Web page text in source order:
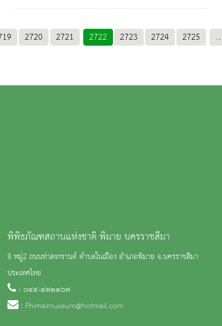
2720 2721 2722 2723 2724 2725 ...
พิพิธภัณฑสถานแห่งชาติ พิมาย นครราชสีมา
8 หมู่2 ถนนท่าสงกรานต์ ตำบลในเมือง อำเภอพิมาย จ.นครราชสีมา
ประเทศไทย
: ๐๔๔-๔๗๑๑๖๗
: Phimaimuseum@hotmail.com